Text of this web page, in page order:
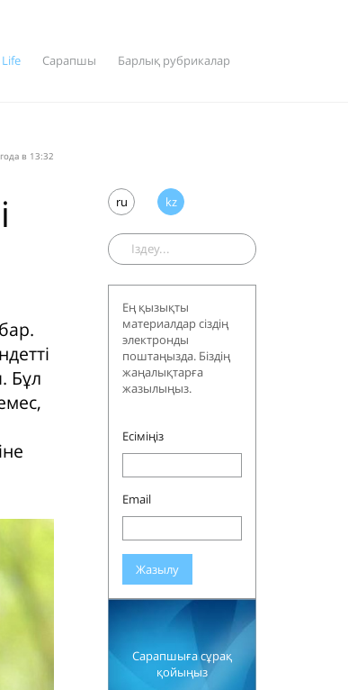
Сарапшы Барлық рубрикалар
в 13:32
Бұл
ru kz
Ең қызықты
материалдар сіздің
электронды
поштаңызда. Біздің
жаңалықтарға
жазылыңыз.
Есіміңіз
Email
Жазылу
Сарапшыға сұрақ
қойыңыз